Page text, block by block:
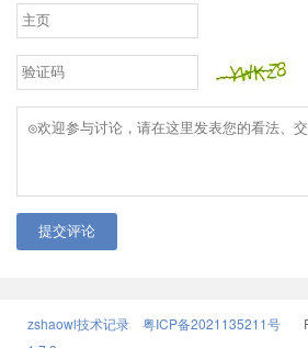
提交评论
zshaowl技术记录 粤ICP备2021135211号